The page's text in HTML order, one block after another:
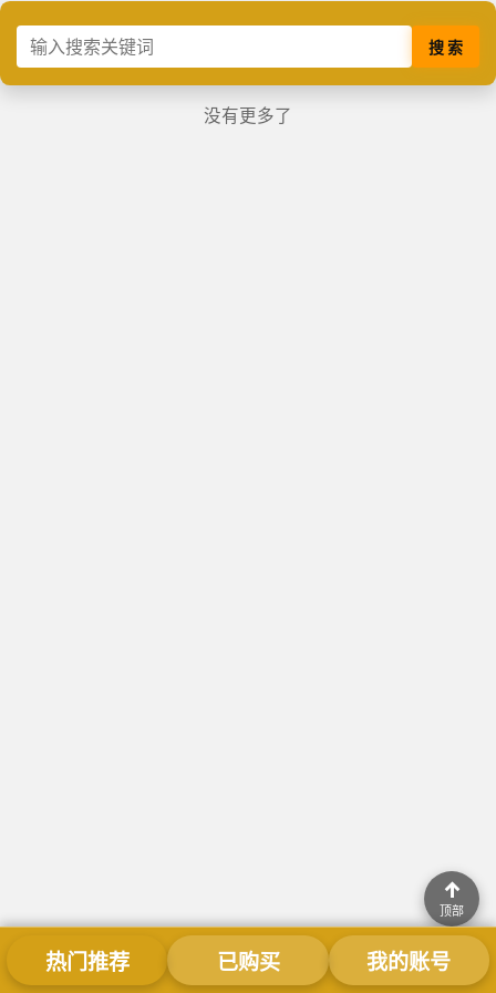
搜 索
没有更多了
热门推荐 已购买 我的账号
↑
顶部